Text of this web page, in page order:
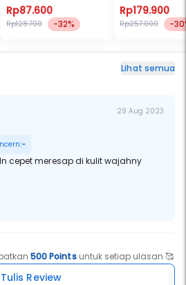
Rp87.600
Rp128.700 -32%
Rp179.900
Rp257.000 -
Lihat semua
29 Aug 2023
-
cepet meresap di kulit wajahny
500 Pointsuntuk setiap ulasan 🥰
Tulis Review